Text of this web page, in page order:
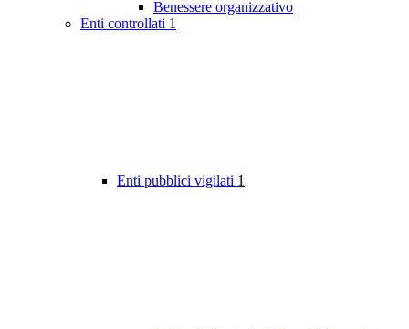
Benessere organizzativo
Enti controllati 1
Enti pubblici vigilati 1